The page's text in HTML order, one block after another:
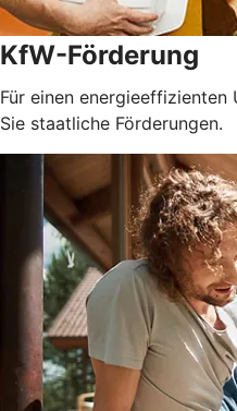
KfW-Förderung
Für einen
Sie staatliche Förderungen.